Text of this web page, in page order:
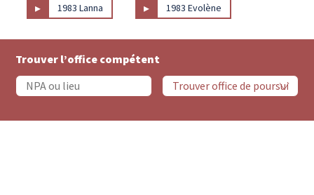
▸ 1983 Lanna ▸ 1983 Evolène
Trouver l’office compétent